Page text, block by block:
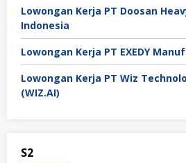
Lowongan Kerja PT Doosan
Indonesia
Lowongan Kerja PT EXEDY
Lowongan Kerja PT Wiz
(WIZ.AI)
S2